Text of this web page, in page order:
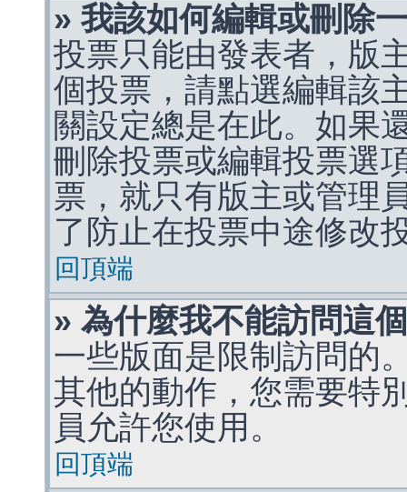
» 我該如何編輯或刪除
投票只能由發表者，版
個投票，請點選編輯該
關設定總是在此。如果
刪除投票或編輯投票選
票，就只有版主或管理
了防止在投票中途修改
回頂端
» 為什麼我不能訪問這
一些版面是限制訪問的
其他的動作，您需要特
員允許您使用。
回頂端